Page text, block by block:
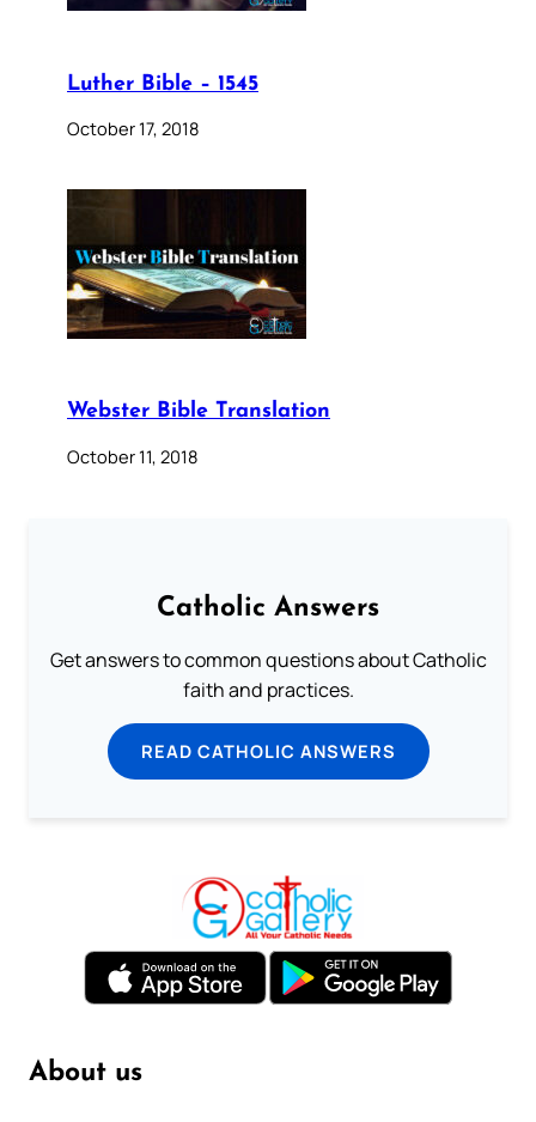
Luther Bible – 1545
October 17, 2018
Webster Bible Translation
October 11, 2018
Catholic Answers
Get answers to common questions about Catholic
faith and practices.
READ CATHOLIC ANSWERS
About us